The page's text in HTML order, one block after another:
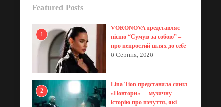
Featured Posts
1
VORONOVA представляє
пісню “Сумую за собою” –
про непростий шлях до себе
6 Серпня, 2026
2
Lina Tion представила сингл
«Повтори» — музичну
історію про почуття, які